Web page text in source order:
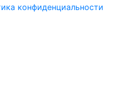
конфиденциальности